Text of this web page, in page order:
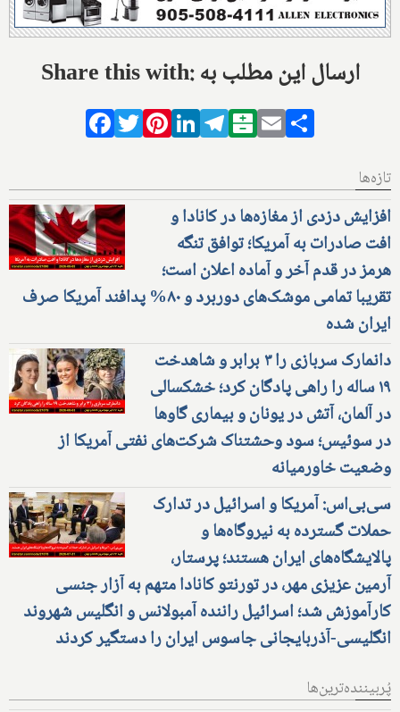
Share this with: ارسال این مطلب به
Facebook
TwitterPinterestLinkedIn
Telegram
Balatarin
Email
تازه‌ها
افزایش دزدی از مغازه‌ها در کانادا و
افت صادرات به آمریکا؛ توافق تنگه
هرمز در قدم آخر و آماده اعلان است؛
تقریبا تمامی موشک‌های دوربرد و ۸۰% پدافند آمریکا صرف
ایران شده
دانمارک سربازی را ۳ برابر و شاهدخت
۱۹ ساله را راهی پادگان کرد؛ خشکسالی
در آلمان، آتش در یونان و بیماری گاوها
در سوئیس؛ سود وحشتناک شرکت‌های نفتی آمریکا از
وضعیت خاورمیانه
سی‌بی‌اس: آمریکا و اسرائیل در تدارک
حملات گسترده به نیروگاه‌ها و
پالایشگاه‌های ایران هستند؛ پرستار،
آرمین عزیزی مهر، در تورنتو کانادا متهم به آزار جنسی
کارآموزش شد؛ اسرائیل راننده آمبولانس و انگلیس شهروند
انگلیسی-آذربایجانی جاسوس ایران را دستگیر کردند
پُربیننده‌ترین‌ها